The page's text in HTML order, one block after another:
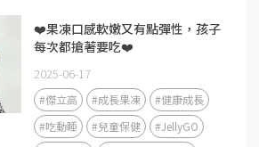
❤️果凍口感軟嫩又有點彈性，孩子
每次都搶著要吃❤️
2025-06-17
#傑立高 #成長果凍
#健康成長
#吃動睡
#兒童保健
#JellyGO